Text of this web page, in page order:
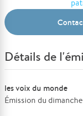
Détails de
les voix du monde
Émission du